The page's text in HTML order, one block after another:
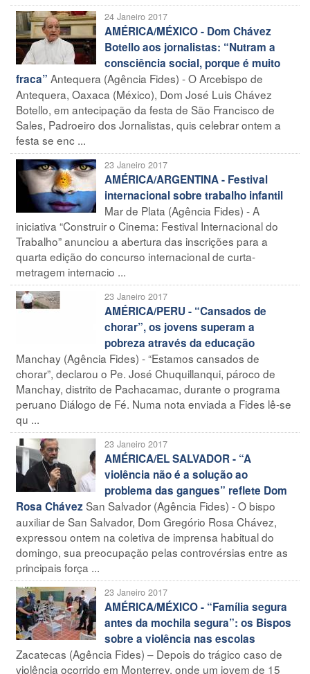
24 Janeiro 2017
AMÉRICA/MÉXICO - Dom Chávez
Botello aos jornalistas: “Nutram a
consciência social, porque é muito
fraca” Antequera (Agência Fides) - O Arcebispo de
Antequera, Oaxaca (México), Dom José Luis Chávez
Botello, em antecipação da festa de São Francisco de
Sales, Padroeiro dos Jornalistas, quis celebrar ontem a
festa se enc ...
23 Janeiro 2017
AMÉRICA/ARGENTINA - Festival
internacional sobre trabalho infantil
Mar de Plata (Agência Fides) - A
iniciativa “Construir o Cinema: Festival Internacional do
Trabalho” anunciou a abertura das inscrições para a
quarta edição do concurso internacional de curta-
metragem internacio ...
23 Janeiro 2017
AMÉRICA/PERU - “Cansados de
chorar”, os jovens superam a
pobreza através da educação
Manchay (Agência Fides) - “Estamos cansados de
chorar”, declarou o Pe. José Chuquillanqui, pároco de
Manchay, distrito de Pachacamac, durante o programa
peruano Diálogo de Fé. Numa nota enviada a Fides lê-se
qu ...
23 Janeiro 2017
AMÉRICA/EL SALVADOR - “A
violência não é a solução ao
problema das gangues” reflete Dom
Rosa ChávezSan Salvador (Agência Fides) - O bispo
auxiliar de San Salvador, Dom Gregório Rosa Chávez,
expressou ontem na coletiva de imprensa habitual do
domingo, sua preocupação pelas controvérsias entre as
principais força ...
23 Janeiro 2017
AMÉRICA/MÉXICO - “Família segura
antes da mochila segura”: os Bispos
sobre a violência nas escolas
Zacatecas (Agência Fides) – Depois do trágico caso de
violência ocorrido em Monterrey, onde um jovem de 15